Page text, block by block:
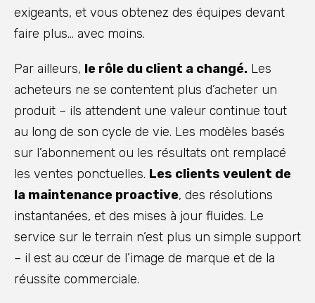
exigeants, et vous obtenez des équipes devant
faire plus… avec moins.
Par ailleurs, le rôle du client a changé. Les
acheteurs ne se contentent plus d’acheter un
produit – ils attendent une valeur continue tout
au long de son cycle de vie. Les modèles basés
sur l’abonnement ou les résultats ont remplacé
les ventes ponctuelles. Les clients veulent de
la maintenance proactive, des résolutions
instantanées, et des mises à jour fluides. Le
service sur le terrain n’est plus un simple support
– il est au cœur de l’image de marque et de la
réussite commerciale.